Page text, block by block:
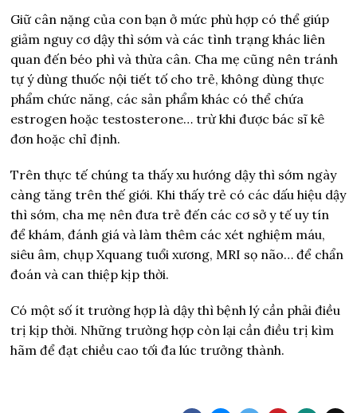
Giữ cân nặng của con bạn ở mức phù hợp có thể giúp
giảm nguy cơ dậy thì sớm và các tình trạng khác liên
quan đến béo phì và thừa cân. Cha mẹ cũng nên tránh
tự ý dùng thuốc nội tiết tố cho trẻ, không dùng thực
phẩm chức năng, các sản phẩm khác có thể chứa
estrogen hoặc testosterone… trừ khi được bác sĩ kê
đơn hoặc chỉ định.
Trên thực tế chúng ta thấy xu hướng dậy thì sớm ngày
càng tăng trên thế giới. Khi thấy trẻ có các dấu hiệu dậy
thì sớm, cha mẹ nên đưa trẻ đến các cơ sở y tế uy tín
để khám, đánh giá và làm thêm các xét nghiệm máu,
siêu âm, chụp Xquang tuổi xương, MRI sọ não… để chẩn
đoán và can thiệp kịp thời.
Có một số ít trường hợp là dậy thì bệnh lý cần phải điều
trị kịp thời. Những trường hợp còn lại cần điều trị kìm
hãm để đạt chiều cao tối đa lúc trưởng thành.